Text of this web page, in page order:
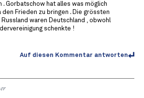
Gorbatschow hat alles was möglich
den Frieden zu bringen . Die grössten
waren Deutschland , obwohl
schenkte !
Auf diesen Kommentar antworten